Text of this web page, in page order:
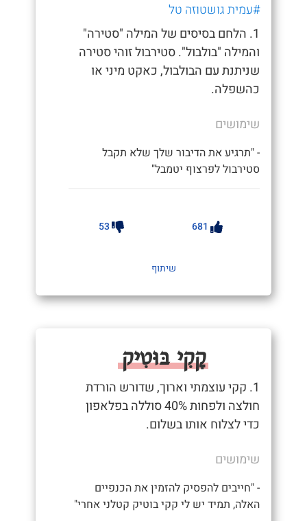
#עמית גושטוזה טל
1. הלחם בסיסים של המילה "סטירה"
והמילה "בולבול". סטירבול זוהי סטירה
שניתנת עם הבולבול, כאקט מיני או
כהשפלה.
שימושים
- "תרגיע את הדיבור שלך שלא תקבל
סטירבול לפרצוף יטמבל"
681
53
שיתוף
קָקִי בּוּטִיק
1. קקי עוצמתי וארוך, שדורש הורדת
חולצה ולפחות 40% סוללה בפלאפון
כדי לצלוח אותו בשלום.
שימושים
- "חייבים להפסיק להזמין את הכנפיים
האלה, תמיד יש לי קקי בוטיק קטלני אחרי"